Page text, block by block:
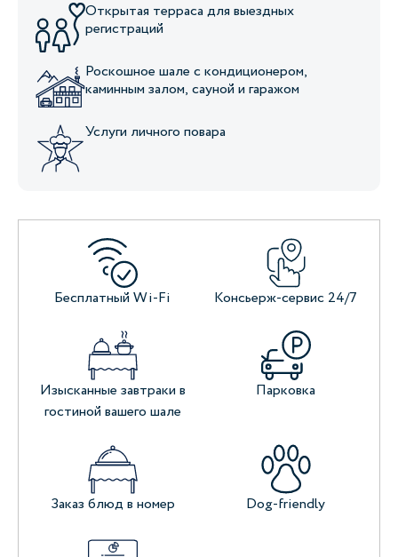
Открытая терраса для выездных
регистраций
Роскошное шале с кондиционером,
каминным залом, сауной и гаражом
Услуги личного повара
Бесплатный Wi-Fi Консьерж-сервис 24/7
Изысканные завтраки в
гостиной вашего шале
Парковка
Заказ блюд в номер Dog-friendly